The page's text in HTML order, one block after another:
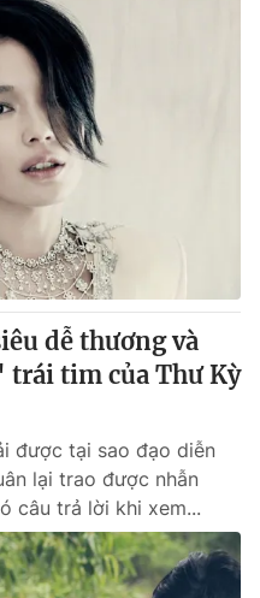
dễ thương và
tim của Thư Kỳ
được tại sao đạo diễn
lại trao được nhẫn
câu trả lời khi xem...